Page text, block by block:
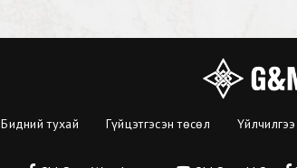
Бидний тухай Гүйцэтгэсэн төсөл Үйлчилгээ